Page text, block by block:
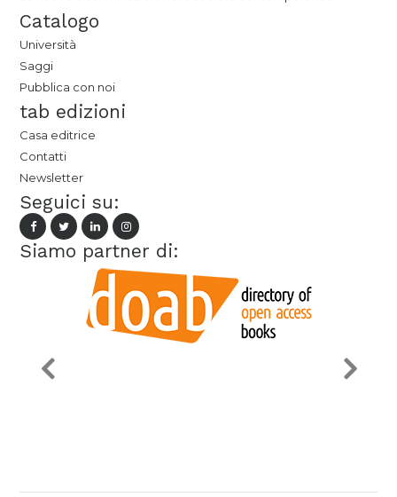
Catalogo
Università
Saggi
Pubblica con noi
tab edizioni
Casa editrice
Contatti
Newsletter
Seguici su:
Siamo partner di: